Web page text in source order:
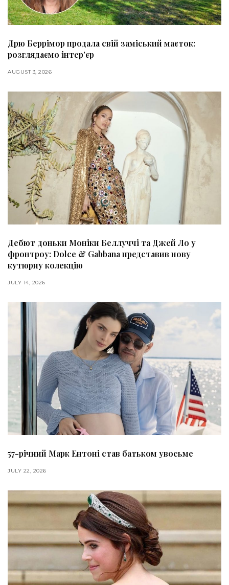
Дрю Беррімор продала свій заміський маєток:
розглядаємо інтер’єр
AUGUST 3, 2026
Дебют доньки Моніки Беллуччі та Джей Ло у
фронтроу: Dolce & Gabbana представив нову
кутюрну колекцію
JULY 14, 2026
57-річний Марк Ентоні став батьком увосьме
JULY 22, 2026